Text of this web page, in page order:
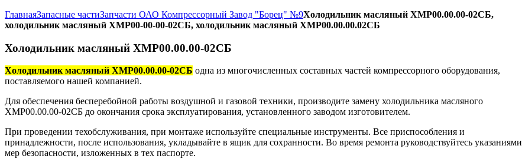
ГлавнаяЗапасные частиЗапчасти ОАО Компрессорный Завод "Борец" №9Холодильник масляный ХМР00.00.00-02СБ,
холодильник масляный ХМР00-00-00-02СБ, холодильник масляный ХМР00.00.00.02СБ
Холодильник масляный ХМР00.00.00-02СБ
Холодильник масляный ХМР00.00.00-02СБ одна из многочисленных составных частей компрессорного оборудования,
поставляемого нашей компанией.
Для обеспечения бесперебойной работы воздушной и газовой техники, производите замену холодильника масляного
ХМР00.00.00-02СБ до окончания срока эксплуатирования, установленного заводом изготовителем.
При проведении техобслуживания, при монтаже используйте специальные инструменты. Все приспособления и
принадлежности, после использования, укладывайте в ящик для сохранности. Во время ремонта руководствуйтесь указаниями
мер безопасности, изложенных в тех паспорте.